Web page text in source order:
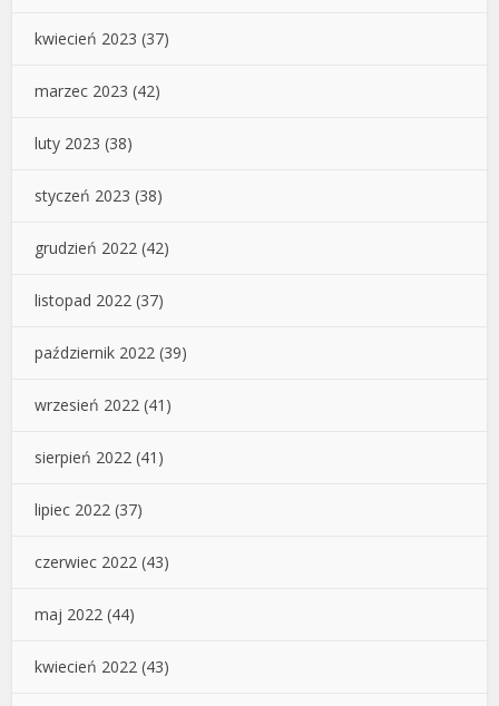
kwiecień 2023 (37)
marzec 2023 (42)
luty 2023 (38)
styczeń 2023 (38)
grudzień 2022 (42)
listopad 2022 (37)
październik 2022 (39)
wrzesień 2022 (41)
sierpień 2022 (41)
lipiec 2022 (37)
czerwiec 2022 (43)
maj 2022 (44)
kwiecień 2022 (43)